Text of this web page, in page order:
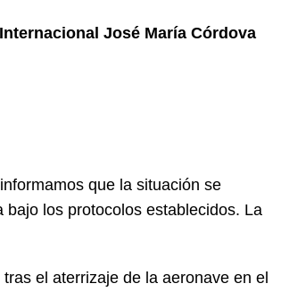
José María Córdova
que la situación se
los protocolos establecidos. La
el aterrizaje de la aeronave en el